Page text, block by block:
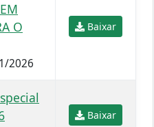
O
2026
Baixar
Baixar